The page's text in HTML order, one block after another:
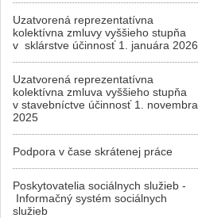
Uzatvorená reprezentatívna
kolektívna zmluvy vyššieho stupňa
v sklárstve účinnosť 1. januára 2026
Uzatvorená reprezentatívna
kolektívna zmluva vyššieho stupňa
v stavebníctve účinnosť 1. novembra
2025
Podpora v čase skrátenej práce
Poskytovatelia sociálnych služieb -
Informačný systém sociálnych
služieb